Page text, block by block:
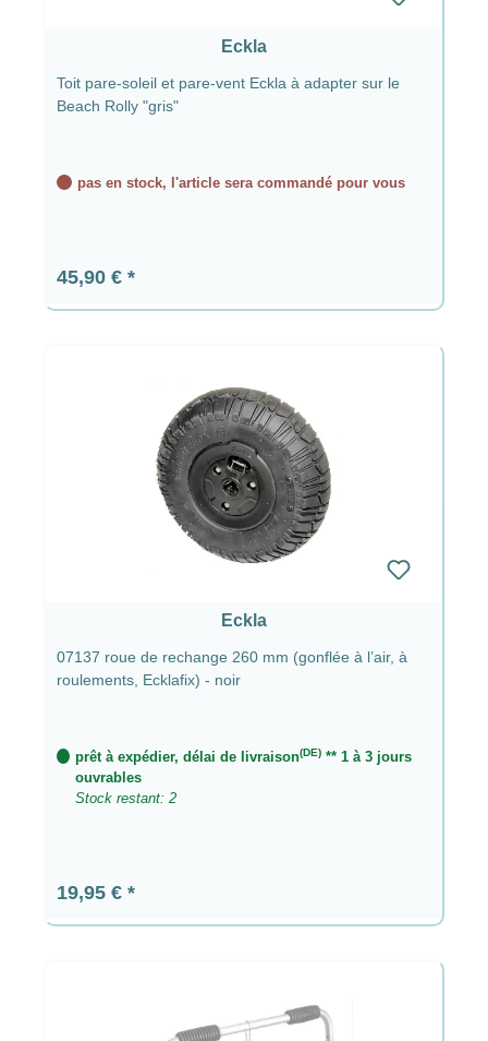
Eckla
Toit pare-soleil et pare-vent Eckla à adapter sur le
Beach Rolly "gris"
pas en stock, l'article sera commandé pour vous
Prix régulier :
45,90 €
Eckla
07137 roue de rechange 260 mm (gonflée à l’air, à
roulements, Ecklafix) - noir
prêt à expédier, délai de livraison(DE) ** 1 à 3 jours
ouvrables
Stock restant: 2
Prix régulier :
19,95 €